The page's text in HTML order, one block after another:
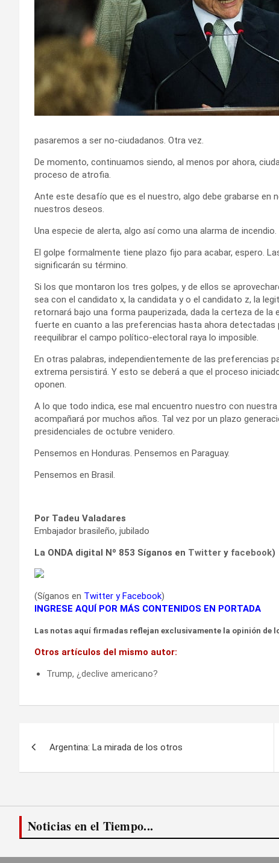
pasaremos a ser no-ciudadanos. Otra vez.
De momento, continuamos siendo, al menos por ahora,
proceso de atrofia.
Ante este desafío que es el nuestro, algo debe grabarse en
nuestros deseos.
Una especie de alerta, algo así como una alarma de incendio.
El golpe formalmente tiene plazo fijo para acabar, espero.
significarán su término.
Si los que montaron los tres golpes, y de ellos se
sea con el candidato x, la candidata y o el candidato z, la
retornará bajo una forma pauperizada, dada la certeza de
fuerte en cuanto a las preferencias hasta ahora
reequilibrar el campo político-electoral raya lo imposible.
En otras palabras, independientemente de las preferencias
extrema persistirá. Y esto se deberá a que el proceso
oponen.
A lo que todo indica, ese mal encuentro nuestro con
acompañará por muchos años. Tal vez por un plazo
presidenciales de octubre venidero.
Pensemos en Honduras. Pensemos en Paraguay.
Pensemos en Brasil.
Por Tadeu Valadares
Embajador brasileño, jubilado
La ONDA digital Nº 853 Síganos en Twitter y facebook)
(Síganos en Twitter yFacebook)
INGRESE AQUÍ POR MÁS CONTENIDOS EN PORTADA
Las notas aquí firmadas reflejan exclusivamente la opinión de
Otros artículos del mismo autor:
Trump, ¿declive americano?
Argentina: La mirada de los otros
Noticias en el Tiempo...